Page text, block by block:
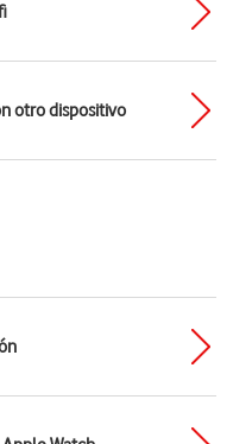
otro dispositivo